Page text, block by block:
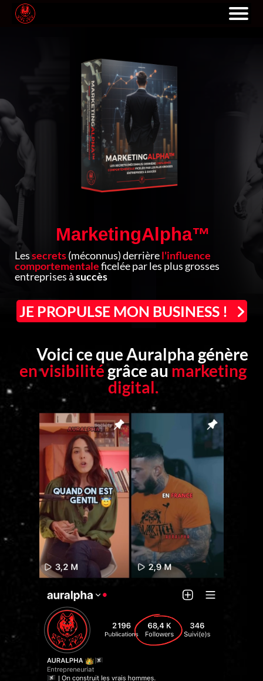
MarketingAlpha™
Lessecrets(méconnus) derrièrel'influence
comportementaleficelée par les plus grosses
entreprises àsuccès
JE PROPULSE MON BUSINESS !
Voici ce que Auralpha génère
en visibilitégrâce au marketing
digital.